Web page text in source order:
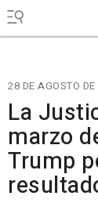
28 DE AGOSTO
La
marzo
Trump